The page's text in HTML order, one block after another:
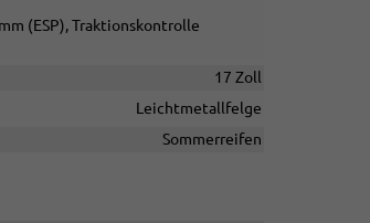
(ESP), Traktionskontrolle
17 Zoll
Leichtmetallfelge
Sommerreifen